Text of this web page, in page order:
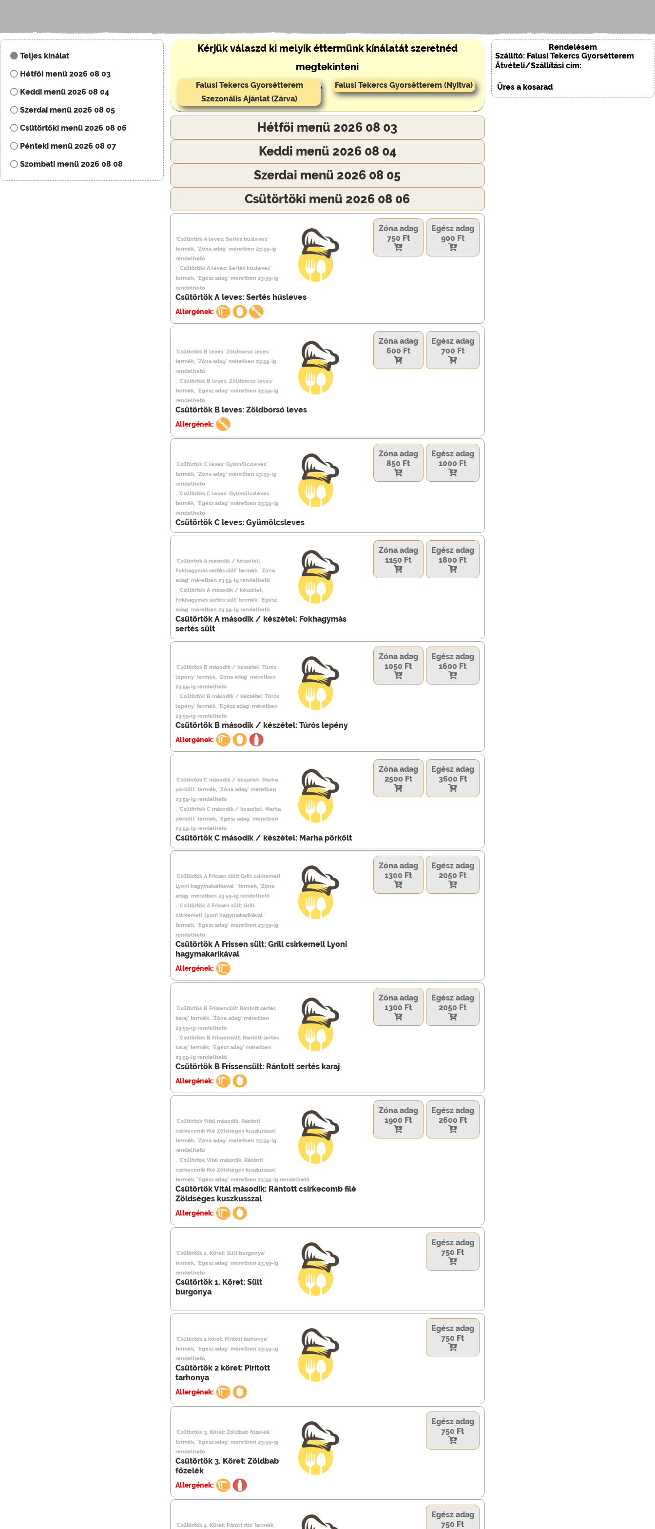
Teljes kínálat
Hétfői menü 2026 08 03
Keddi menü 2026 08 04
Szerdai menü 2026 08 05
Csütörtöki menü 2026 08 06
Pénteki menü 2026 08 07
Szombati menü 2026 08 08
Kérjük válaszd ki melyik éttermünk kínálatát szeretnéd
megtekinteni
Falusi Tekercs Gyorsétterem
Szezonális Ajánlat (Zárva)
, Falusi Tekercs Gyorsétterem (Nyitva)
Hétfői menü 2026 08 03
Keddi menü 2026 08 04
Szerdai menü 2026 08 05
Csütörtöki menü 2026 08 06
`Csütörtök A leves: Sertés húsleves`
termék, `Zóna adag` méretben 23:59-ig
rendelhető
, `Csütörtök A leves: Sertés húsleves`
termék, `Egész adag` méretben 23:59-ig
rendelhető
Csütörtök A leves: Sertés húsleves
Allergének:
Zóna adag
750 Ft
Egész adag
900 Ft
`Csütörtök B leves: Zöldborsó leves`
termék, `Zóna adag` méretben 23:59-ig
rendelhető
, `Csütörtök B leves: Zöldborsó leves`
termék, `Egész adag` méretben 23:59-ig
rendelhető
Csütörtök B leves: Zöldborsó leves
Allergének:
Zóna adag
600 Ft
Egész adag
700 Ft
`Csütörtök C leves: Gyümölcsleves`
termék, `Zóna adag` méretben 23:59-ig
rendelhető
, `Csütörtök C leves: Gyümölcsleves`
termék, `Egész adag` méretben 23:59-ig
rendelhető
Csütörtök C leves: Gyümölcsleves
Zóna adag
850 Ft
Egész adag
1000 Ft
`Csütörtök A második / készétel:
Fokhagymás sertés sült` termék, `Zóna
adag` méretben 23:59-ig rendelhető
, `Csütörtök A második / készétel:
Fokhagymás sertés sült` termék, `Egész
adag` méretben 23:59-ig rendelhető
Csütörtök A második / készétel: Fokhagymás
sertés sült
Zóna adag
1150 Ft
Egész adag
1800 Ft
`Csütörtök B második / készétel: Túrós
lepény` termék, `Zóna adag` méretben
23:59-ig rendelhető
, `Csütörtök B második / készétel: Túrós
lepény` termék, `Egész adag` méretben
23:59-ig rendelhető
Csütörtök B második / készétel: Túrós lepény
Allergének:
Zóna adag
1050 Ft
Egész adag
1600 Ft
`Csütörtök C második / készétel: Marha
pörkölt` termék, `Zóna adag` méretben
23:59-ig rendelhető
, `Csütörtök C második / készétel: Marha
pörkölt` termék, `Egész adag` méretben
23:59-ig rendelhető
Csütörtök C második / készétel: Marha pörkölt
Zóna adag
2500 Ft
Egész adag
3600 Ft
`Csütörtök A Frissen sült: Grill csirkemell
Lyoni hagymakarikával ` termék, `Zóna
adag` méretben 23:59-ig rendelhető
, `Csütörtök A Frissen sült: Grill
csirkemell Lyoni hagymakarikával `
termék, `Egész adag` méretben 23:59-ig
rendelhető
Csütörtök A Frissen sült: Grill csirkemell Lyoni
hagymakarikával
Allergének:
Zóna adag
1300 Ft
Egész adag
2050 Ft
`Csütörtök B Frissensült: Rántott sertés
karaj` termék, `Zóna adag` méretben
23:59-ig rendelhető
, `Csütörtök B Frissensült: Rántott sertés
karaj` termék, `Egész adag` méretben
23:59-ig rendelhető
Csütörtök B Frissensült: Rántott sertés karaj
Allergének:
Zóna adag
1300 Ft
Egész adag
2050 Ft
`Csütörtök Vitál második: Rántott
csirkecomb filé Zöldséges kuszkusszal`
termék, `Zóna adag` méretben 23:59-ig
rendelhető
, `Csütörtök Vitál második: Rántott
csirkecomb filé Zöldséges kuszkusszal`
termék, `Egész adag` méretben 23:59-ig rendelhető
Csütörtök Vitál második: Rántott csirkecomb filé
Zöldséges kuszkusszal
Allergének:
Zóna adag
1900 Ft
Egész adag
2600 Ft
`Csütörtök 1. Köret: Sült burgonya`
termék, `Egész adag` méretben 23:59-ig
rendelhető
Csütörtök 1. Köret: Sült
burgonya
Egész adag
750 Ft
`Csütörtök 2 köret: Pirított tarhonya`
termék, `Egész adag` méretben 23:59-ig
rendelhető
Csütörtök 2 köret: Pirított
tarhonya
Allergének:
Egész adag
750 Ft
`Csütörtök 3. Köret: Zöldbab főzelék`
termék, `Egész adag` méretben 23:59-ig
rendelhető
Csütörtök 3. Köret: Zöldbab
főzelék
Allergének:
Egész adag
750 Ft
`Csütörtök 4. Köret: Párolt rizs` termék,
Egész adag
750 Ft
Rendelésem
Szállító: Falusi Tekercs Gyorsétterem
Átvételi/Szállítási cím:
Üres a kosarad